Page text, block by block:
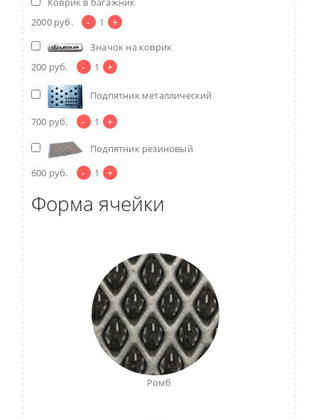
2000 руб. - 1 +
Значок на коврик
200 руб. - 1 +
Подпятник металлический
700 руб. - 1 +
Подпятник резиновый
600 руб. - 1 +
Форма ячейки
Ромб